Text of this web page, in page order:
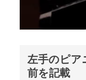
左手のピア
前を記載